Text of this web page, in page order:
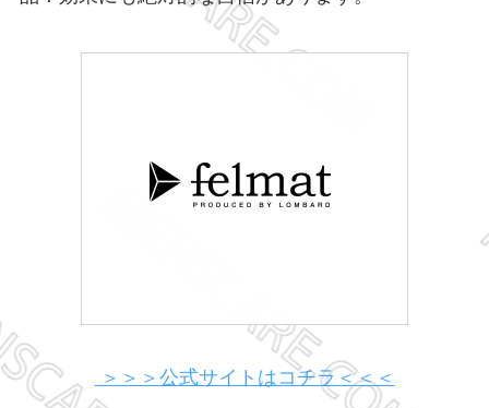
＞＞＞公式サイトはコチラ＜＜＜